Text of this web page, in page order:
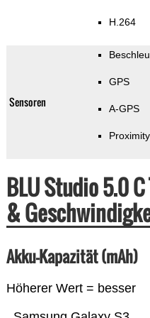
H.264
Sensoren
GPS
A-GPS
Proximity
BLU Studio 5.0
&
Akku-Kapazität (mAh)
Höherer Wert = besser